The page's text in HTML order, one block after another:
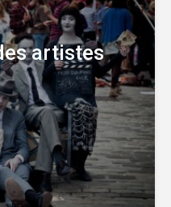
artistes